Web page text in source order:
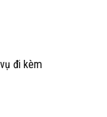
đi kèm